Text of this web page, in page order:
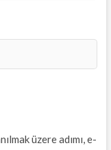
üzere adımı, e-